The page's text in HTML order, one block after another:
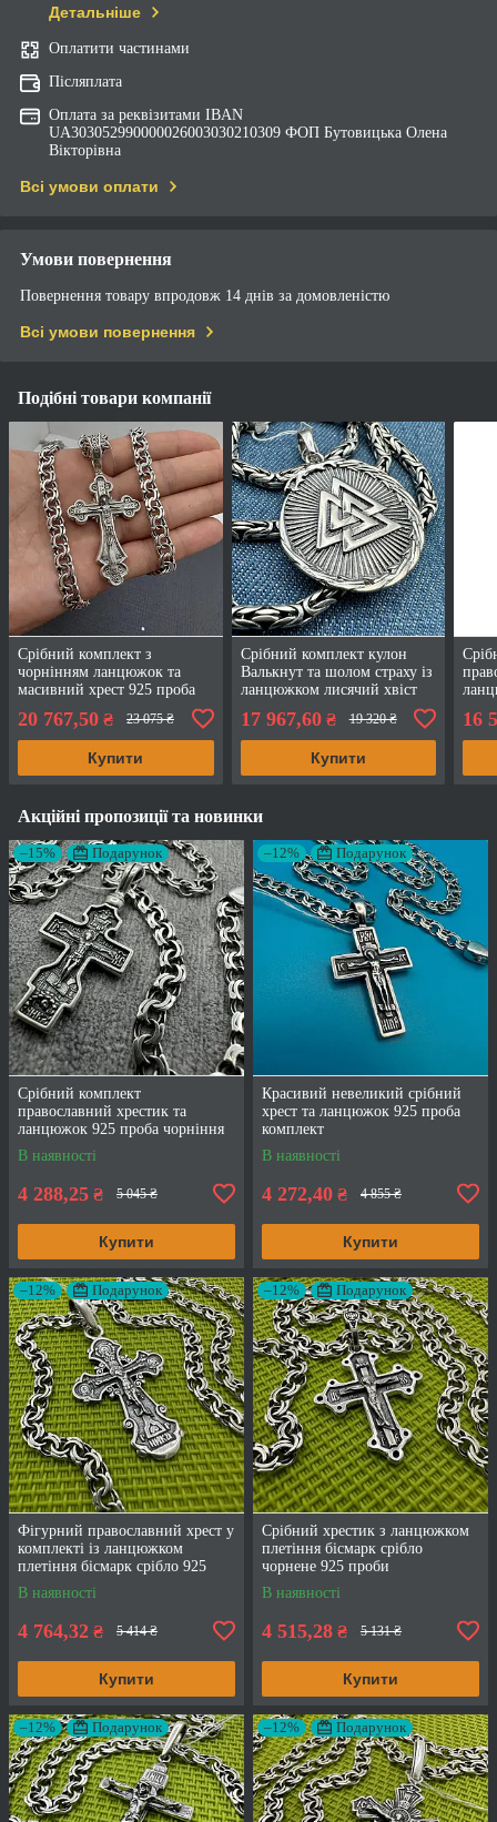
Детальніше
Оплатити частинами
Післяплата
Оплата за реквізитами IBAN
UA303052990000026003030210309 ФОП Бутовицька Олена
Вікторівна
Всі умови оплати
Умови повернення
Повернення товару впродовж 14 днів за домовленістю
Всі умови повернення
Подібні товари компанії
Срібний комплект з
чорнінням ланцюжок та
масивний хрест 925 проба
20 767,50 ₴ 23 075 ₴
Купити
Срібний комплект кулон
Валькнут та шолом страху із
ланцюжком лисячий хвіст
17 967,60₴ 19 320 ₴
Купити
16
Акційні пропозиції та новинки
–15% Подарунок
Срібний комплект
православний хрестик та
ланцюжок 925 проба чорніння
В наявності
4 288,25 ₴ 5 045 ₴
Купити
–12% Подарунок
Красивий невеликий срібний
хрест та ланцюжок 925 проба
комплект
В наявності
4 272,40 ₴ 4 855 ₴
Купити
–12% Подарунок
Фігурний православний хрест у
комплекті із ланцюжком
плетіння бісмарк срібло 925
проби
В наявності
4 764,32 ₴ 5 414 ₴
Купити
–12% Подарунок
Срібний хрестик з ланцюжком
плетіння бісмарк срібло
чорнене 925 проби
В наявності
4 515,28 ₴ 5 131 ₴
Купити
–12% Подарунок –12% Подарунок